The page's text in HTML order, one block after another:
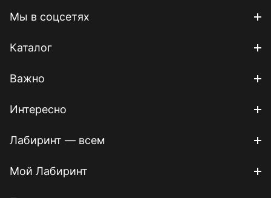
Мы в соцсетях
Каталог
Важно
Интересно
Лабиринт — всем
Мой Лабиринт